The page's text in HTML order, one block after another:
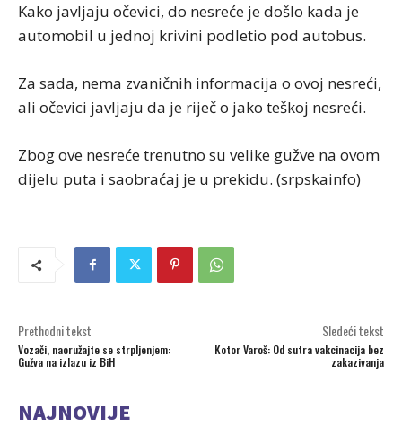
Kako javljaju očevici, do nesreće je došlo kada je
automobil u jednoj krivini podletio pod autobus.
Za sada, nema zvaničnih informacija o ovoj nesreći,
ali očevici javljaju da je riječ o jako teškoj nesreći.
Zbog ove nesreće trenutno su velike gužve na ovom
dijelu puta i saobraćaj je u prekidu. (srpskainfo)
Prethodni tekst
Vozači, naoružajte se strpljenjem:
Gužva na izlazu iz BiH
Sledeći tekst
Kotor Varoš: Od sutra vakcinacija bez
zakazivanja
NAJNOVIJE